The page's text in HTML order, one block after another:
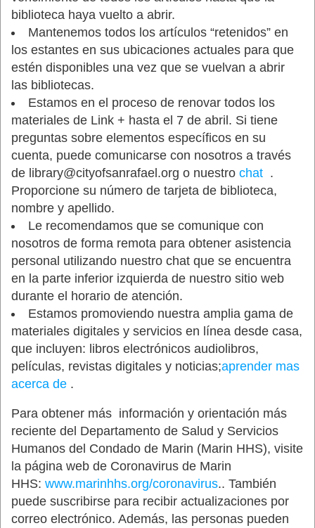
biblioteca haya vuelto a abrir.
Mantenemos todos los artículos “retenidos” en
los estantes en sus ubicaciones actuales para que
estén disponibles una vez que se vuelvan a abrir
las bibliotecas.
Estamos en el proceso de renovar todos los
materiales de Link + hasta el 7 de abril. Si tiene
preguntas sobre elementos específicos en su
cuenta, puede comunicarse con nosotros a través
de library@cityofsanrafael.org o nuestro chat .
Proporcione su número de tarjeta de biblioteca,
nombre y apellido.
Le recomendamos que se comunique con
nosotros de forma remota para obtener asistencia
personal utilizando nuestro chat que se encuentra
en la parte inferior izquierda de nuestro sitio web
durante el horario de atención.
Estamos promoviendo nuestra amplia gama de
materiales digitales y servicios en línea desde casa,
que incluyen: libros electrónicos audiolibros,
películas, revistas digitales y noticias;aprender mas
acerca de .
Para obtener más información y orientación más
reciente del Departamento de Salud y Servicios
Humanos del Condado de Marin (Marin HHS), visite
la página web de Coronavirus de Marin
HHS: www.marinhhs.org/coronavirus.. También
puede suscribirse para recibir actualizaciones por
correo electrónico. Además, las personas pueden